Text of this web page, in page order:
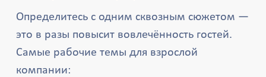
Определитесь с одним сквозным сюжетом —
это в разы повысит вовлечённость гостей.
Самые рабочие темы для взрослой
компании: